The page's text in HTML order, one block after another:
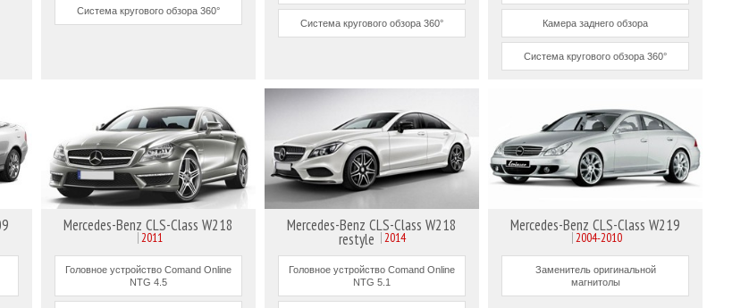
Система кругового обзора 360°
Система кругового обзора 360° Камера заднего обзора
Система кругового обзора 360°
Mercedes-Benz CLS-Class W218
2011
Головное устройство Comand Online
NTG 4.5
Mercedes-Benz CLS-Class W218
restyle 2014
Головное устройство Comand Online
NTG 5.1
Mercedes-Benz CLS-Class W219
2004-2010
Заменитель оригинальной
магнитолы